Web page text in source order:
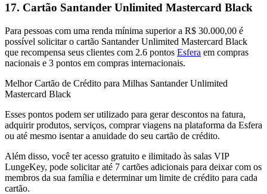
17. Cartão Santander Unlimited Mastercard Black
Para pessoas com uma renda mínima superior a R$ 30.000,00 é
possível solicitar o cartão Santander Unlimited Mastercard Black
que recompensa seus clientes com 2.6 pontos Esfera em compras
nacionais e 3 pontos em compras internacionais.
Melhor Cartão de Crédito para Milhas Santander Unlimited
Mastercard Black
Esses pontos podem ser utilizado para gerar descontos na fatura,
adquirir produtos, serviços, comprar viagens na plataforma da Esfera
ou até mesmo isentar a anuidade do seu cartão de crédito.
Além disso, você ter acesso gratuito e ilimitado às salas VIP
LungeKey, pode solicitar até 7 cartões adicionais para deixar com os
membros da sua família e determinar um limite de crédito para cada
cartão.